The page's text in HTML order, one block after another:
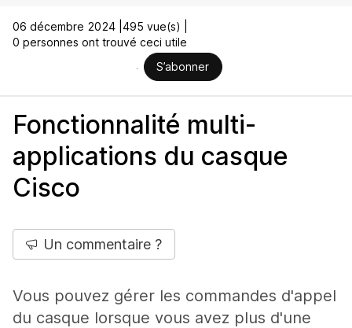
06 décembre 2024 | 495 vue(s) |
0 personnes ont trouvé ceci utile
S’abonner
Fonctionnalité multi-
applications du casque
Cisco
Un commentaire ?
Vous pouvez gérer les commandes d'appel
du casque lorsque vous avez plus d'une